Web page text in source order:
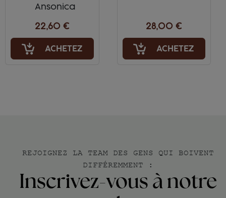
Ansonica
22,60 €
ACHETEZ
28,00 €
ACHETEZ
REJOIGNEZ LA TEAM DES GENS QUI BOIVENT
DIFFÉREMMENT :
Inscrivez-vous à notre